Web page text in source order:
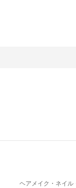
ヘアメイク・ネイル